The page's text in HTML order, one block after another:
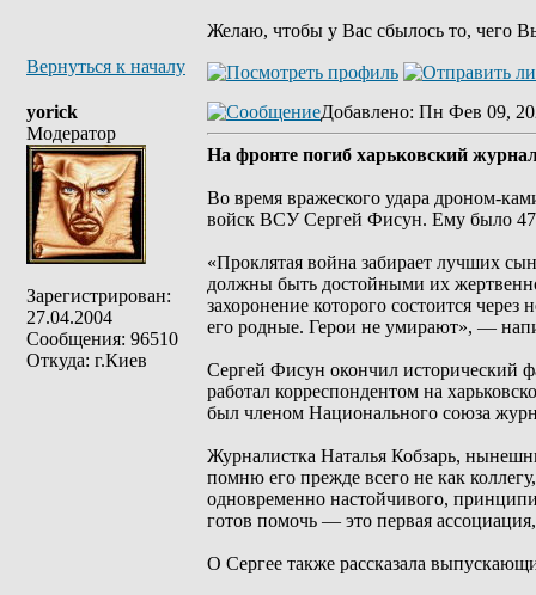
Желаю, чтобы у Вас сбылось то, чего
Вернуться к началу
yorick
Модератор
Зарегистрирован:
27.04.2004
Сообщения: 96510
Откуда: г.Киев
Добавлено: Пн Фев 09,
На фронте погиб харьковский
Bо время вражеского удара дроном-
войск ВСУ Сергей Фисун. Ему было 47
«Проклятая война забирает лучших
должны быть достойными их
захоронение которого состоится
его родные. Герои не умирают», —
Сергей Фисун окончил исторический
работал корреспондентом на
был членом Национального союза
Журналистка Наталья Кобзарь,
помню его прежде всего не как
одновременно настойчивого,
готов помочь — это первая
О Сергее также рассказала